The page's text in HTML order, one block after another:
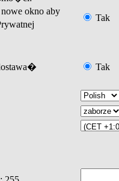
okno aby
Tak
Tak